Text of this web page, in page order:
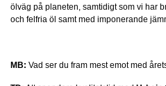
ölväg på planeten, samtidigt som vi har
och felfria öl samt med imponerande
MB: Vad ser du fram mest emot med